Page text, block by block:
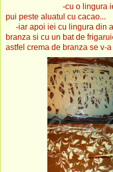
-cu o lingura iei din
pui peste aluatul cu cacao...
-iar apoi iei cu lingura din
branza si cu un bat de
astfel crema de branza se v-